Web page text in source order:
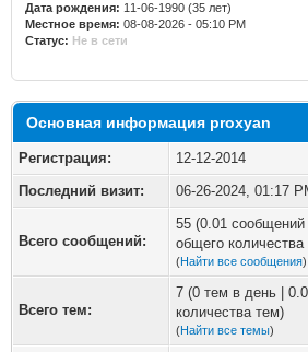
Дата рождения: 11-06-1990 (35 лет)
Местное время: 08-08-2026 - 05:10 PM
Статус: Не в сети
Основная информация proxyan
Регистрация:
12-12-2014
Последний визит:
06-26-2024, 01:17
Всего сообщений:
55 (0.01 сообщений
общего количества
(Найти все сообщения)
Всего тем:
7 (0 тем в день |
количества тем)
(Найти все темы)